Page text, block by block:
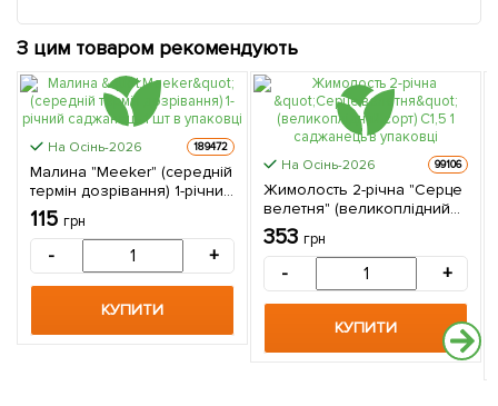
З цим товаром рекомендують
На Осінь-2026 189472
Малина "Meeker" (середній
термін дозрівання) 1-річний
саджанець 1 шт в упаковці
115 грн
- +
КУПИТИ
На Осінь-2026 99106
Жимолость 2-річна "Серце
велетня" (великоплідний
сорт) С1,5 1 саджанець в
упаковці
353 грн
- +
КУПИТИ